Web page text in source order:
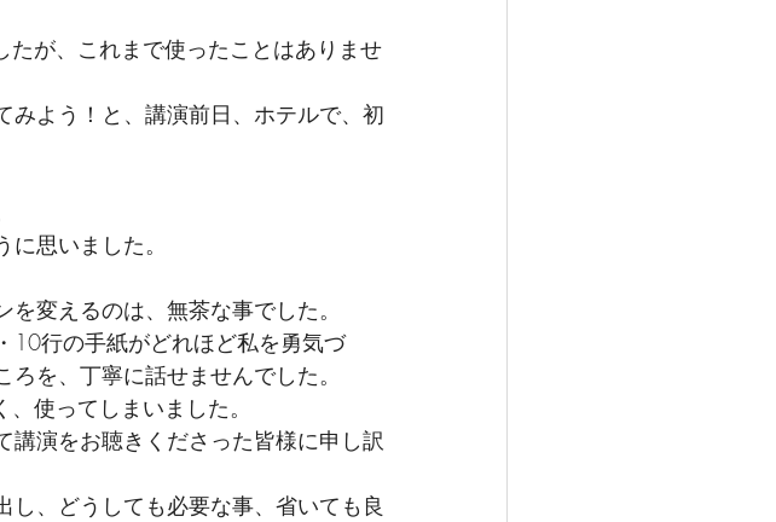
が、これまで使ったことはありませ
よう！と、講演前日、ホテルで、初
思いました。
変えるのは、無茶な事でした。
10行の手紙がどれほど私を勇気づ
を、丁寧に話せませんでした。
使ってしまいました。
演をお聴きくださった皆様に申し訳
し、どうしても必要な事、省いても良